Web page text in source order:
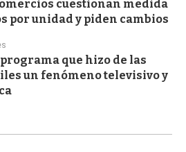
cuestionan medida
por unidad y piden cambios
que hizo de las
un fenómeno televisivo y